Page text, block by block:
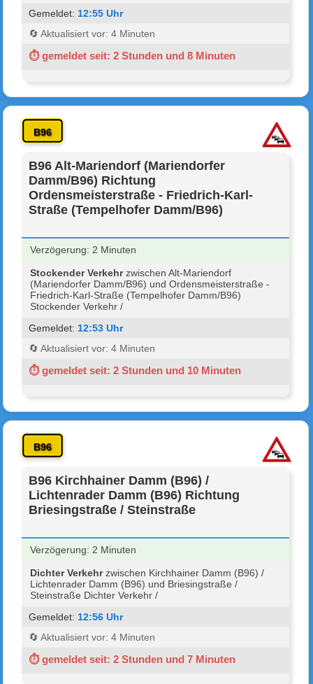
Gemeldet: 12:55 Uhr
🔄 Aktualisiert vor: 4 Minuten
⏱ gemeldet seit: 2 Stunden und 8 Minuten
B96
B96 Alt-Mariendorf (Mariendorfer
Damm/B96) Richtung
Ordensmeisterstraße - Friedrich-Karl-
Straße (Tempelhofer Damm/B96)
Verzögerung: 2 Minuten
Stockender Verkehrzwischen Alt-Mariendorf
(Mariendorfer Damm/B96) und Ordensmeisterstraße -
Friedrich-Karl-Straße (Tempelhofer Damm/B96)
Stockender Verkehr /
Gemeldet: 12:53 Uhr
🔄 Aktualisiert vor: 4 Minuten
⏱ gemeldet seit: 2 Stunden und 10 Minuten
B96
B96 Kirchhainer Damm (B96) /
Lichtenrader Damm (B96) Richtung
Briesingstraße / Steinstraße
Verzögerung: 2 Minuten
Dichter Verkehrzwischen Kirchhainer Damm (B96) /
Lichtenrader Damm (B96) und Briesingstraße /
Steinstraße Dichter Verkehr /
Gemeldet: 12:56 Uhr
🔄 Aktualisiert vor: 4 Minuten
⏱ gemeldet seit: 2 Stunden und 7 Minuten